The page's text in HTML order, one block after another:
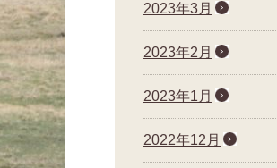
2023年3月
2023年2月
2023年1月
2022年12月